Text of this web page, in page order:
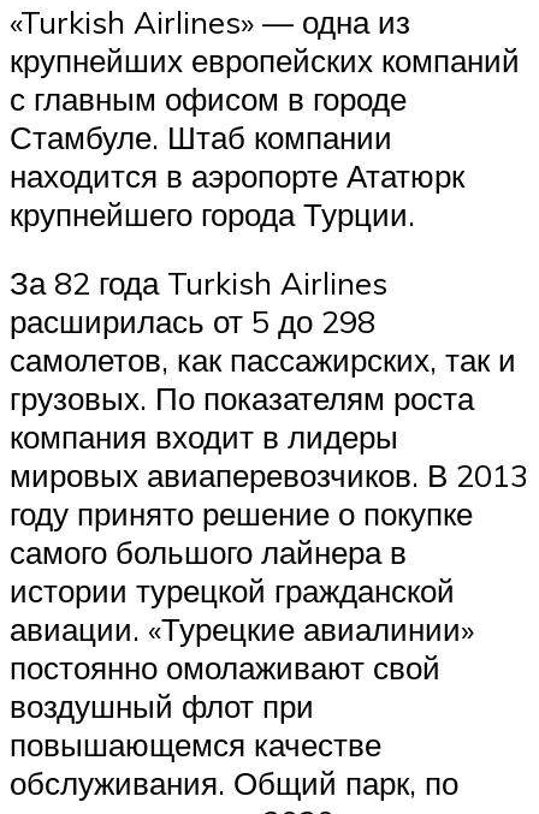
«Turkish Airlines» — одна из
крупнейших европейских компаний
с главным офисом в городе
Стамбуле. Штаб компании
находится в аэропорте Ататюрк
крупнейшего города Турции.
За 82 года Turkish Airlines
расширилась от 5 до 298
самолетов, как пассажирских, так и
грузовых. По показателям роста
компания входит в лидеры
мировых авиаперевозчиков. В 2013
году принято решение о покупке
самого большого лайнера в
истории турецкой гражданской
авиации. «Турецкие авиалинии»
постоянно омолаживают свой
воздушный флот при
повышающемся качестве
обслуживания. Общий парк, по